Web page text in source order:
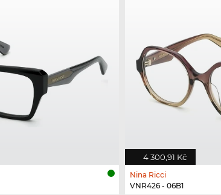
4 300,91 Kč
Nina Ricci
VNR426 - 06B1